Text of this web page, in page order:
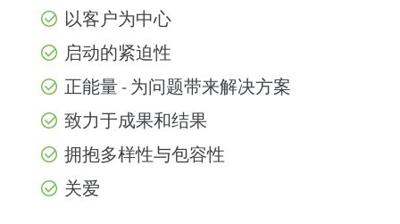
以客户为中心
启动的紧迫性
正能量 - 为问题带来解决方案
致力于成果和结果
拥抱多样性与包容性
关爱